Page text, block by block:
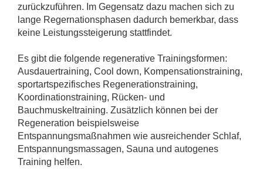
zurückzuführen. Im Gegensatz dazu machen sich zu
lange Regernationsphasen dadurch bemerkbar, dass
keine Leistungssteigerung stattfindet.
Es gibt die folgende regenerative Trainingsformen:
Ausdauertraining, Cool down, Kompensationstraining,
sportartspezifisches Regenerationstraining,
Koordinationstraining, Rücken- und
Bauchmuskeltraining. Zusätzlich können bei der
Regeneration beispielsweise
Entspannungsmaßnahmen wie ausreichender Schlaf,
Entspannungsmassagen, Sauna und autogenes
Training helfen.